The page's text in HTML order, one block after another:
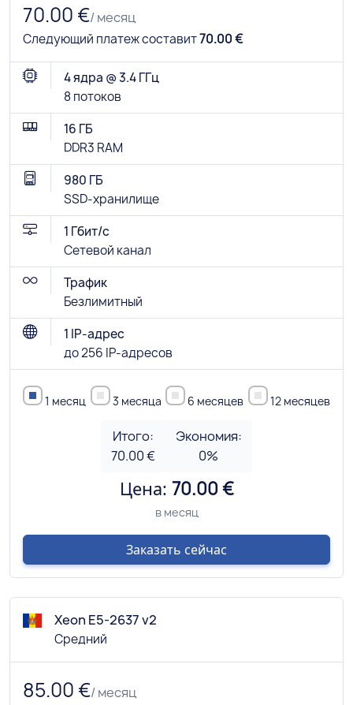
70.00 €/ месяц
Следующий платеж составит70.00 €
4 ядра @ 3.4 ГГц
8 потоков
16 ГБ
DDR3 RAM
980 ГБ
SSD-хранилище
1 Гбит/с
Сетевой канал
Трафик
Безлимитный
1 IP-адрес
до 256 IP-адресов
1 месяц 3 месяца 6 месяцев 12 месяцев
Итого:
70.00 €
Экономия:
0%
Цена: 70.00 €
в месяц
Заказать сейчас
Xeon E5-2637 v2
Средний
85.00 €/ месяц